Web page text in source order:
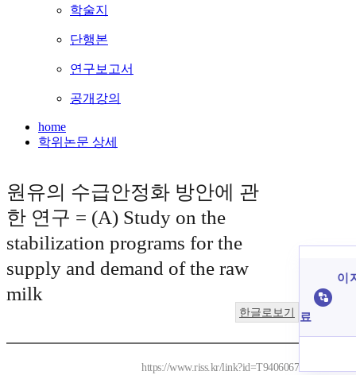
학술지
단행본
연구보고서
공개강의
home
학위논문 상세
원유의 수급안정화 방안에 관
한 연구 = (A) Study on the
stabilization programs for the
supply and demand of the raw
milk
한글로보기
https://www.riss.kr/link?id=T9406067
이
료